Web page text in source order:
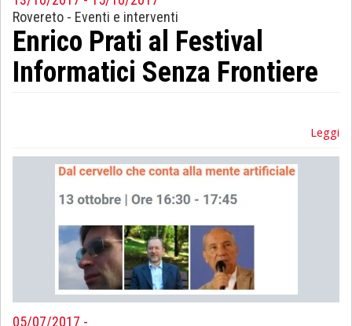
Rovereto - Eventi e interventi
Enrico Prati al Festival
Informatici Senza Frontiere
Leggi
05/07/2017 -